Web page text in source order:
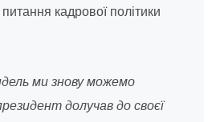
кадрової політики
ми знову можемо
долучав до своєї